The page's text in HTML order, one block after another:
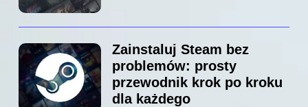
Zainstaluj Steam bez
problemów: prosty
przewodnik krok po kroku
dla każdego